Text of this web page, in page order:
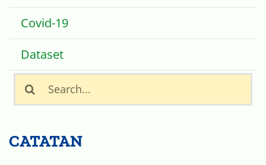
Covid-19
Dataset
Search
for:
CATATAN